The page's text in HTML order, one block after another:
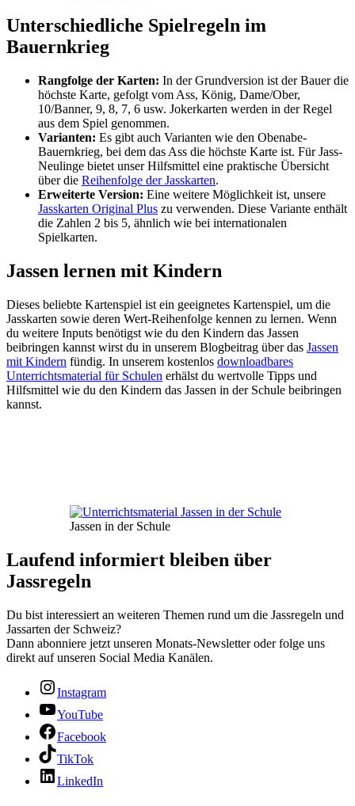
Unterschiedliche Spielregeln im
Bauernkrieg
Rangfolge der Karten: In der Grundversion ist der Bauer die
höchste Karte, gefolgt vom Ass, König, Dame/Ober,
10/Banner, 9, 8, 7, 6 usw. Jokerkarten werden in der Regel
aus dem Spiel genommen.
Varianten: Es gibt auch Varianten wie den Obenabe-
Bauernkrieg, bei dem das Ass die höchste Karte ist. Für Jass-
Neulinge bietet unser Hilfsmittel eine praktische Übersicht
über die Reihenfolge der Jasskarten.
Erweiterte Version: Eine weitere Möglichkeit ist, unsere
Jasskarten Original Plus zu verwenden. Diese Variante enthält
die Zahlen 2 bis 5, ähnlich wie bei internationalen
Spielkarten.
Jassen lernen mit Kindern
Dieses beliebte Kartenspiel ist ein geeignetes Kartenspiel, um die
Jasskarten sowie deren Wert-Reihenfolge kennen zu lernen. Wenn
du weitere Inputs benötigst wie du den Kindern das Jassen
beibringen kannst wirst du in unserem Blogbeitrag über das Jassen
mit Kindern fündig. In unserem kostenlos downloadbares
Unterrichtsmaterial für Schulen erhälst du wertvolle Tipps und
Hilfsmittel wie du den Kindern das Jassen in der Schule beibringen
kannst.
Jassen in der Schule
Laufend informiert bleiben über
Jassregeln
Du bist interessiert an weiteren Themen rund um die Jassregeln und
Jassarten der Schweiz?
Dann abonniere jetzt unseren Monats-Newsletter oder folge uns
direkt auf unseren Social Media Kanälen.
Instagram
YouTube
Facebook
TikTok
LinkedIn